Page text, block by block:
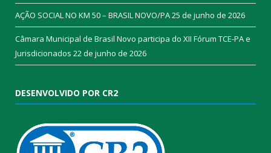
AÇÃO SOCIAL NO KM 50 – BRASIL NOVO/PA25 de junho de 2026
Câmara Municipal de Brasil Novo participa do XII Fórum TCE-PA e
Jurisdicionados 22 de junho de 2026
DESENVOLVIDO POR CR2